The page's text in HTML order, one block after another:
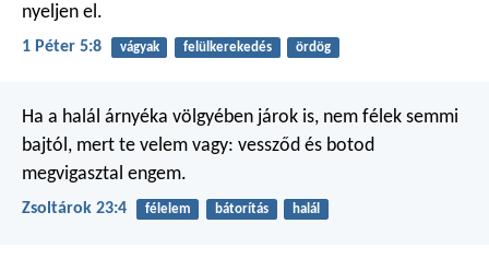
nyeljen el.
1 Péter 5:8 vágyak felülkerekedés ördög
Ha a halál árnyéka völgyében járok is, nem félek semmi
bajtól, mert te velem vagy: vessződ és botod
megvigasztal engem.
Zsoltárok 23:4 félelem bátorítás halál